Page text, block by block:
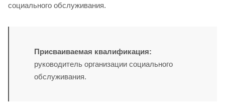
социального обслуживания.
Присваиваемая квалификация:
руководитель организации социального
обслуживания.